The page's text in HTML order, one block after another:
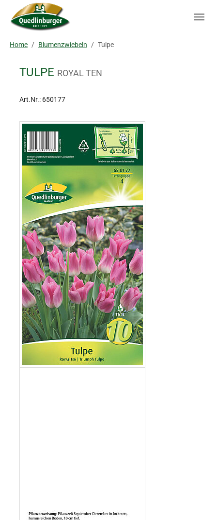
Skip to main navigation
Zum Hauptinhalt springen
Skip to page footer
Home Blumenzwiebeln Tulpe
TULPE ROYAL TEN
Art.Nr.: 650177